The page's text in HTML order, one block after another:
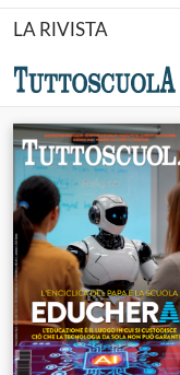
LA RIVISTA